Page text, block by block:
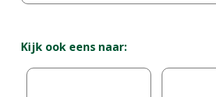
Kijk ook eens naar: